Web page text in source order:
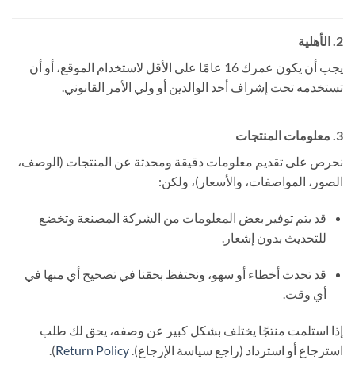
2. الأهلية
يجب أن يكون عمرك 16 عامًا على الأقل لاستخدام الموقع، أو أن
تستخدمه تحت إشراف أحد الوالدين أو ولي الأمر القانوني.
3. معلومات المنتجات
نحرص على تقديم معلومات دقيقة ومحدثة عن المنتجات (الوصف،
الصور، المواصفات، والأسعار)، ولكن:
قد يتم توفير بعض المعلومات من الشركة المصنعة وتخضع
للتحديث بدون إشعار.
قد تحدث أخطاء أو سهو، ونحتفظ بحقنا في تصحيح أي منها في
أي وقت.
إذا استلمت منتجًا يختلف بشكل كبير عن وصفه، يحق لك طلب
استرجاع أو استرداد (راجع سياسة الإرجاع).Return Policy
).